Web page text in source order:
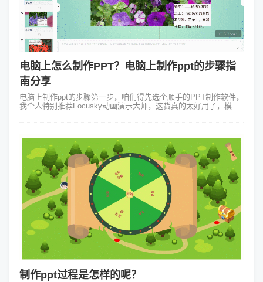
电脑上怎么制作PPT？电脑上制作ppt的步骤指
南分享
电脑上制作ppt的步骤第一步，咱们得先选个顺手的PPT制作软件，
我个人特别推荐Focusky动画演示大师，这货真的太好用了，模板
制作ppt过程是怎样的呢？